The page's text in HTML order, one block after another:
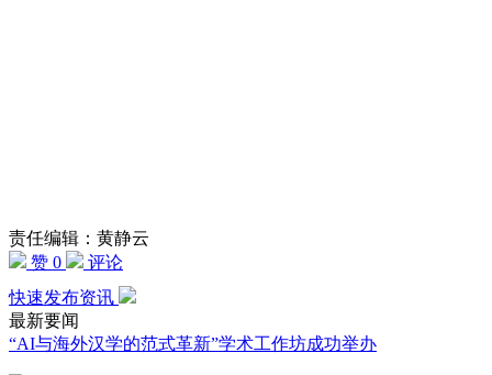
责任编辑：黄静云
赞 0
评论
快速发布资讯
最新要闻
“AI与海外汉学的范式革新”学术工作坊成功举办